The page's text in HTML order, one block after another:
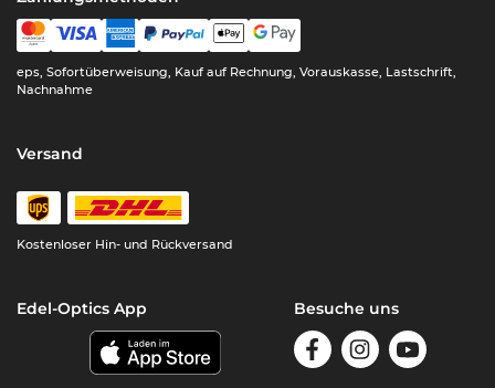
eps, Sofortüberweisung, Kauf auf Rechnung, Vorauskasse, Lastschrift,
Nachnahme
Versand
Kostenloser Hin- und Rückversand
Edel-Optics App Besuche uns